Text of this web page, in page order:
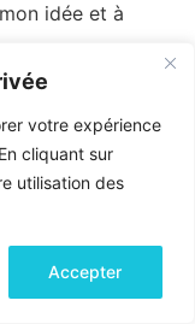
votre expérience
cliquant sur
utilisation des
Accepter
idée et à
et
pour
agence plutôt
dirigeants,
une équipe